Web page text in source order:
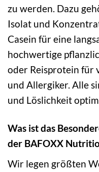
zu werden. Dazu
Isolat und
Casein für eine
hochwertige
oder Reisprotein für
und Allergiker. Alle
und Löslichkeit
Was ist das
der BAFOXX
Wir legen größten